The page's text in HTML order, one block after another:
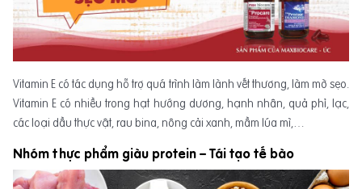
Vitamin E có tác dụng hỗ trợ quá trình làm lành vết thương, làm mờ sẹo.
Vitamin E có nhiều trong hạt hướng dương, hạnh nhân, quả phỉ, lạc,
các loại dầu thực vật, rau bina, nông cải xanh, mầm lúa mì,…
Nhóm thực phẩm giàu protein – Tái tạo tế bào